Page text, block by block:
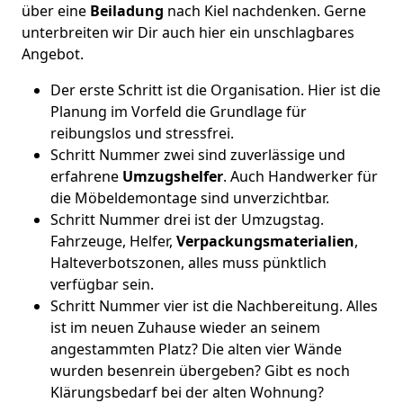
über eine Beiladung nach Kiel nachdenken. Gerne
unterbreiten wir Dir auch hier ein unschlagbares
Angebot.
Der erste Schritt ist die Organisation. Hier ist die
Planung im Vorfeld die Grundlage für
reibungslos und stressfrei.
Schritt Nummer zwei sind zuverlässige und
erfahrene Umzugshelfer. Auch Handwerker für
die Möbeldemontage sind unverzichtbar.
Schritt Nummer drei ist der Umzugstag.
Fahrzeuge, Helfer, Verpackungsmaterialien,
Halteverbotszonen, alles muss pünktlich
verfügbar sein.
Schritt Nummer vier ist die Nachbereitung. Alles
ist im neuen Zuhause wieder an seinem
angestammten Platz? Die alten vier Wände
wurden besenrein übergeben? Gibt es noch
Klärungsbedarf bei der alten Wohnung?